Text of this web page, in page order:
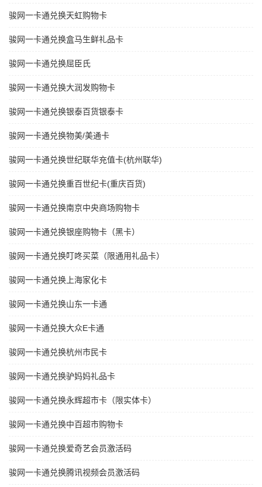
骏网一卡通兑换天虹购物卡
骏网一卡通兑换盒马生鲜礼品卡
骏网一卡通兑换屈臣氏
骏网一卡通兑换大润发购物卡
骏网一卡通兑换银泰百货银泰卡
骏网一卡通兑换物美/美通卡
骏网一卡通兑换世纪联华充值卡(杭州联华)
骏网一卡通兑换重百世纪卡(重庆百货)
骏网一卡通兑换南京中央商场购物卡
骏网一卡通兑换银座购物卡（黑卡）
骏网一卡通兑换叮咚买菜（限通用礼品卡）
骏网一卡通兑换上海家化卡
骏网一卡通兑换山东一卡通
骏网一卡通兑换大众E卡通
骏网一卡通兑换杭州市民卡
骏网一卡通兑换驴妈妈礼品卡
骏网一卡通兑换永辉超市卡（限实体卡）
骏网一卡通兑换中百超市购物卡
骏网一卡通兑换爱奇艺会员激活码
骏网一卡通兑换腾讯视频会员激活码